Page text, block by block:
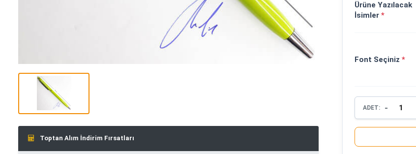
Toptan Alım İndirim Fırsatları
Ürüne Yazılacak
İsimler *
Font Seçiniz *
ADET: -